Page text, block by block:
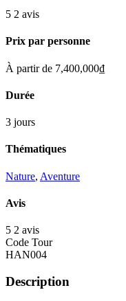
5 2 avis
Prix par personne
À partir de 7,400,000₫
Durée
3 jours
Thématiques
Nature, Aventure
Avis
5 2 avis
Code Tour
HAN004
Description